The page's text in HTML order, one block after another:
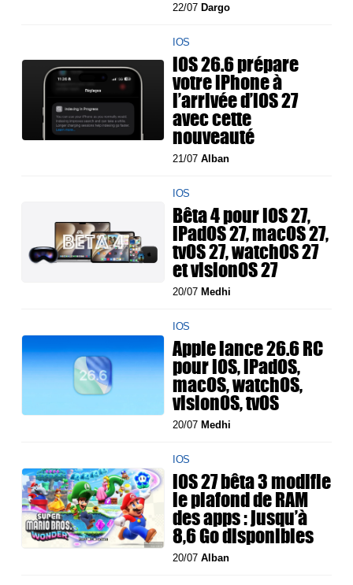
22/07Dargo
IOS
iOS 26.6 prépare
votre iPhone à
l’arrivée d’iOS 27
avec cette
nouveauté
21/07Alban
IOS
Bêta 4 pour iOS 27,
iPadOS 27, macOS 27,
tvOS 27, watchOS 27
et visionOS 27
20/07Medhi
IOS
Apple lance 26.6 RC
pour iOS, iPadOS,
macOS, watchOS,
visionOS, tvOS
20/07Medhi
IOS
iOS 27 bêta 3 modifie
le plafond de RAM
des apps : jusqu’à
8,6 Go disponibles
20/07Alban